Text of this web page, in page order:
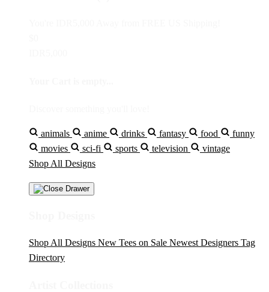
animals anime drinks fantasy food
funny
movies
sci-fi sports television
vintage
Shop All Designs
Shop All Designs New Tees on Sale Newest Designers Tag
Directory